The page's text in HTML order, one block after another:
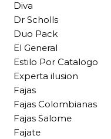
Diva
Dr Scholls
Duo Pack
El General
Estilo Por Catalogo
Experta ilusion
Fajas
Fajas Colombianas
Fajas Salome
Fajate